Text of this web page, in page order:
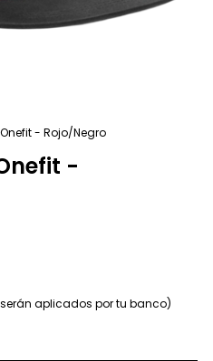
- Rojo/Negro
-
aplicados por tu banco)